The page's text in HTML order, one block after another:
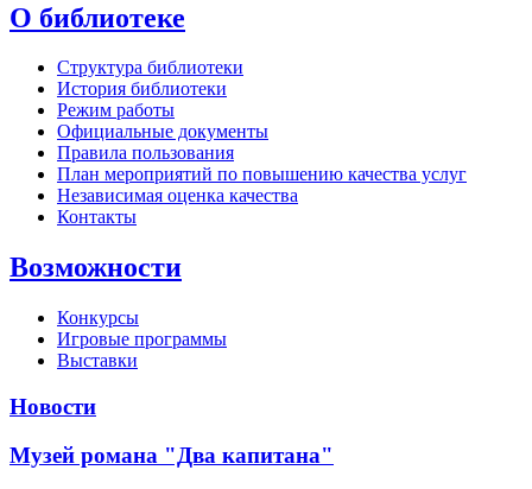
О библиотеке
Структура библиотеки
История библиотеки
Режим работы
Официальные документы
Правила пользования
План мероприятий по повышению качества услуг
Независимая оценка качества
Контакты
Возможности
Конкурсы
Игровые программы
Выставки
Новости
Музей романа "Два капитана"